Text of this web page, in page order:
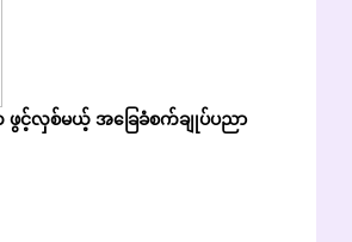
က ဖွင့်လှစ်မယ့် အခြေခံစက်ချုပ်ပညာ